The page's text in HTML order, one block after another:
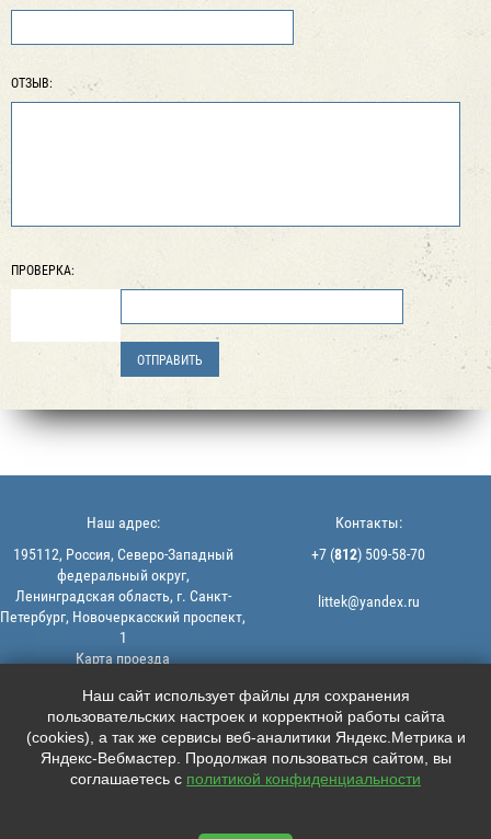
ОТЗЫВ:
ПРОВЕРКА:
© 2013-2026 | ООО "ЛИТТЕК" -
производство и продажа РТИ
ИНН: 7806523560 | ОГРН:
1147847126162
Политика конфиденциальности |
Пользовательское соглашение
Наш адрес:
195112, Россия, Северо-Западный
федеральный округ,
Ленинградская область, г. Санкт-
Петербург, Новочеркасский проспект,
1
Карта проезда
Контакты:
+7 (812) 509-58-70
littek@yandex.ru
Мы в соцсетях:
    
Наш сайт использует файлы для сохранения
пользовательских настроек и корректной работы сайта
(cookies), а так же сервисы веб-аналитики Яндекс.Метрика и
Яндекс-Вебмастер. Продолжая пользоваться сайтом, вы
соглашаетесь с политикой конфиденциальности